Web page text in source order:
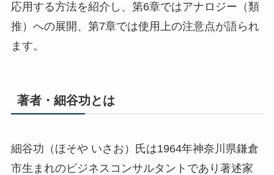
応用する方法を紹介し、第6章ではアナロジー（類
推）への展開、第7章では使用上の注意点が語られ
ます。
著者・細谷功とは
細谷功（ほそや いさお）氏は1964年神奈川県鎌倉
市生まれのビジネスコンサルタントであり著述家